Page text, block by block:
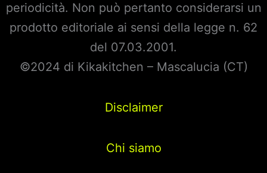
periodicità. Non può pertanto considerarsi un
prodotto editoriale ai sensi della legge n. 62
del 07.03.2001.
©2024 di Kikakitchen – Mascalucia (CT)
Disclaimer
Chi siamo